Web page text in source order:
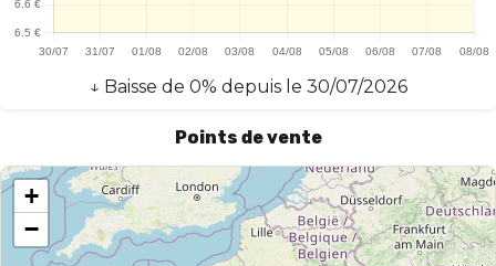
↓ Baisse de 0% depuis le 30/07/2026
Points de vente
+
−